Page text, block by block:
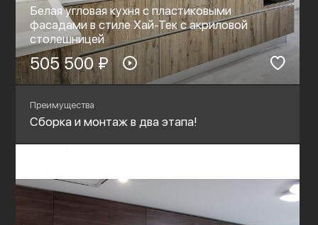
Белая угловая кухня с пластиковыми
фасадами в стиле Хай-Тек c акриловой
столешницей
505 500 ₽
Преимущества
Сборка и монтаж в два этапа!